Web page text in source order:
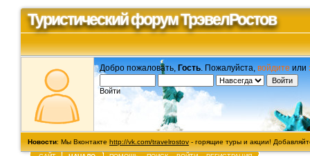
Туристический форум ТрэвелРостов
Добро пожаловать, Гость . Пожалуйста, войдите или
Войти
Новости: Мы Вконтакте http://vk.com/travelrostov - горящие туры и акции!